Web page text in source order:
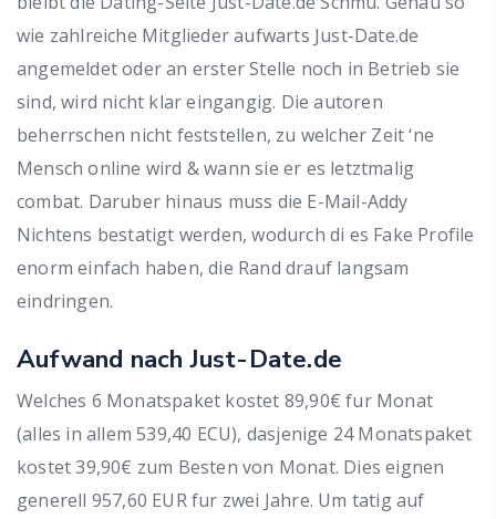
wie zahlreiche Mitglieder aufwarts Just-Date.de
angemeldet oder an erster Stelle noch in Betrieb sie
sind, wird nicht klar eingangig. Die autoren
beherrschen nicht feststellen, zu welcher Zeit ‘ne
Mensch online wird & wann sie er es letztmalig
combat. Daruber hinaus muss die E-Mail-Addy
Nichtens bestatigt werden, wodurch di es Fake Profile
enorm einfach haben, die Rand drauf langsam
eindringen.
Aufwand nach Just-Date.de
Welches 6 Monatspaket kostet 89,90€ fur Monat
(alles in allem 539,40 ECU), dasjenige 24 Monatspaket
kostet 39,90€ zum Besten von Monat. Dies eignen
generell 957,60 EUR fur zwei Jahre. Um tatig auf